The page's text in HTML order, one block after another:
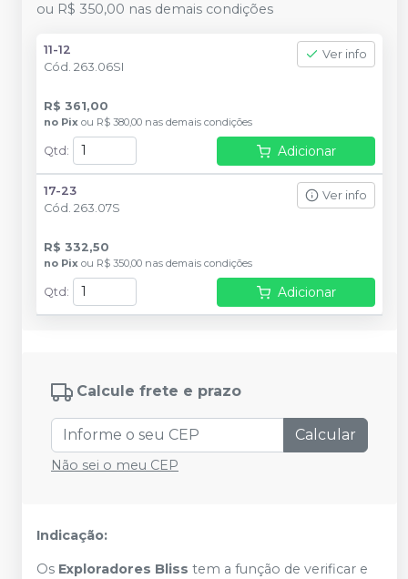
ou R$ 350,00 nas demais condições
11-12
Cód. 263.06SI
Ver info
R$ 361,00
no Pix ou R$ 380,00 nas demais condições
Qtd : Adicionar
17-23
Cód. 263.07S
Ver info
R$ 332,50
no Pix ou R$ 350,00 nas demais condições
Qtd : Adicionar
Calcule frete e prazo
Calcular
Não sei o meu CEP
Indicação:
Os Exploradores Bliss tem a função de verificar e